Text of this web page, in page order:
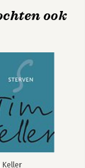
ook
Keller